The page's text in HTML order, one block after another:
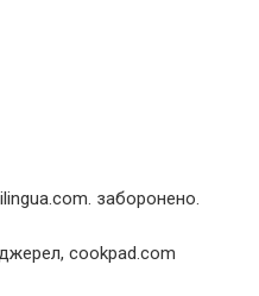
заборонено.
cookpad.com